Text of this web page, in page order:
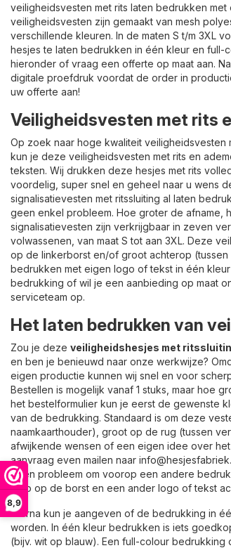
8,9
veiligheidsvesten met rits laten bedrukken
veiligheidsvesten zijn gemaakt van mesh
verschillende kleuren. In de maten S t/m 3XL
hesjes te laten bedrukken in één kleur en full-
hieronder of vraag een offerte op maat aan.
digitale proefdruk voordat de order in
uw offerte aan!
Veiligheidsvesten met rits
Op zoek naar hoge kwaliteit veiligheidsvesten
kun je deze veiligheidsvesten met rits en
teksten. Wij drukken deze hesjes met rits
voordelig, super snel en geheel naar u wens
signalisatievesten met ritssluiting al laten
geen enkel probleem. Hoe groter de afname,
signalisatievesten zijn verkrijgbaar in zeven
volwassenen, van maat S tot aan 3XL. Deze
op de linkerborst en/of groot achterop
bedrukken met eigen logo of tekst in één
bedrukking of wil je een aanbieding op maat
serviceteam op.
Het laten bedrukken van
Zou je deze veiligheidshesjes met
en ben je benieuwd naar onze werkwijze?
eigen productie kunnen wij snel en voor
Bestellen is mogelijk vanaf 1 stuks, maar hoe
het bestelformulier kun je eerst de gewenste
van de bedrukking. Standaard is om deze
naamkaarthouder), groot op de rug (tussen
afwijkende wensen of een eigen idee over
aanvraag even mailen naar
geen probleem om voorop een andere
logo op de borst en een ander logo of tekst
Hierna kun je aangeven of de bedrukking in
worden. In één kleur bedrukken is iets
(bijv. wit op blauw). Een full-colour